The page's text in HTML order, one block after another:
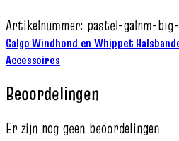
Artikelnummer: pastel-galnm-
Galgo Windhond en Whippet
Accessoires
Beoordelingen
Er zijn nog geen beoordelingen